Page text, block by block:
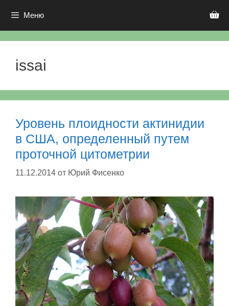
Меню
issai
Уровень плоидности актинидии
в США, определенный путем
проточной цитометрии
11.12.2014 от Юрий Фисенко